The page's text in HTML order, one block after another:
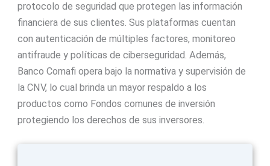
protocolo de seguridad que protegen las información
financiera de sus clientes. Sus plataformas cuentan
con autenticación de múltiples factores, monitoreo
antifraude y políticas de ciberseguridad. Además,
Banco Comafi opera bajo la normativa y supervisión de
la CNV, lo cual brinda un mayor respaldo a los
productos como Fondos comunes de inversión
protegiendo los derechos de sus inversores.